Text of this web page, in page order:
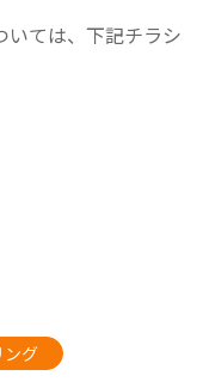
ては、下記チラシ
ング